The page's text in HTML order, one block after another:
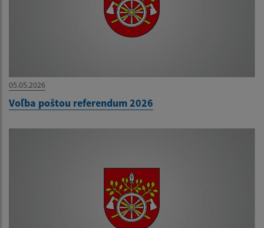
05.05.2026
Voľba poštou referendum 2026